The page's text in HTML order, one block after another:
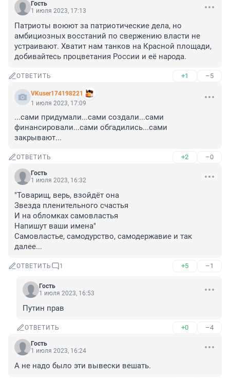
Гость
1 июля 2023, 17:13
Патриоты воюют за патриотические дела, но
амбициозных восстаний по свержению власти не
устраивают. Хватит нам танков на Красной площади,
добивайтесь процветания России и её народа.
ОТВЕТИТЬ +1 –5
VKuser174198221
1 июля 2023, 17:09
...сами придумали...сами создали...сами
финансировали...сами обгадились...сами
закрывают...
ОТВЕТИТЬ +2 –0
Гость
1 июля 2023, 16:32
"Товарищ, верь, взойдёт она
Звезда пленительного счастья
И на обломках самовластья
Напишут ваши имена"
Самовластье, самодурство, самодержавие и так
далее...
ОТВЕТИТЬ 1 +5 –1
Гость
1 июля 2023, 16:53
Путин прав
ОТВЕТИТЬ +0 –4
Гость
1 июля 2023, 16:24
А не надо было эти вывески вешать.